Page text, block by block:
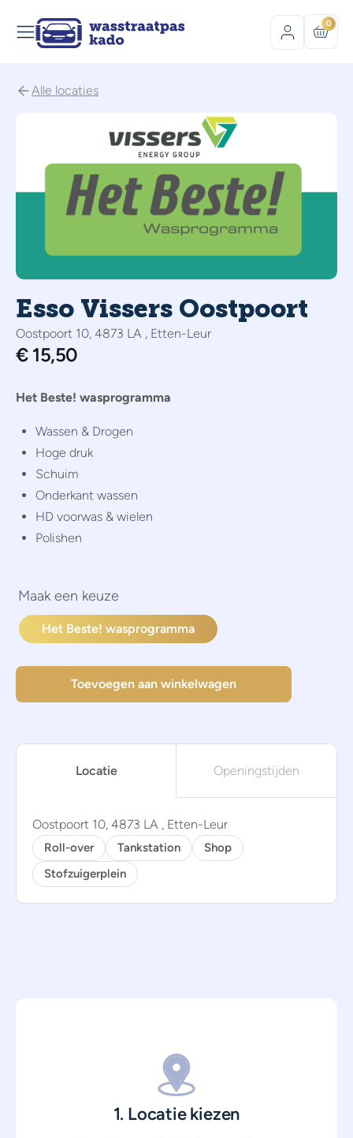
0
Alle locaties
Esso Vissers Oostpoort
Oostpoort 10, 4873 LA , Etten-Leur
Het Beste! wasprogramma
Wassen & Drogen
Hoge druk
Schuim
Onderkant wassen
HD voorwas & wielen
Polishen
€15,50
Het Beste! wasprogramma
Toevoegen aan winkelwagen
Locatie Openingstijden
Oostpoort 10, 4873 LA , Etten-Leur
Roll-over Tankstation
Shop
Stofzuigerplein
1. Locatie kiezen